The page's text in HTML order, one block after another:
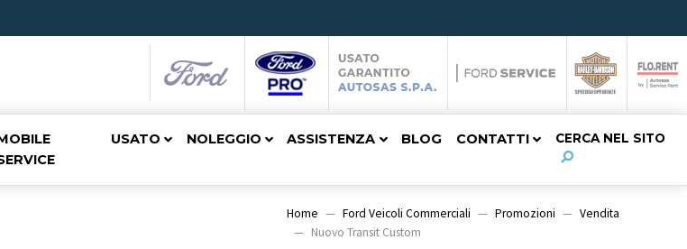
CERCA NEL SITO
USATO NOLEGGIO ASSISTENZA BLOG CONTATTI
Home Ford Veicoli Commerciali Promozioni
Vendita
Nuovo Transit Custom